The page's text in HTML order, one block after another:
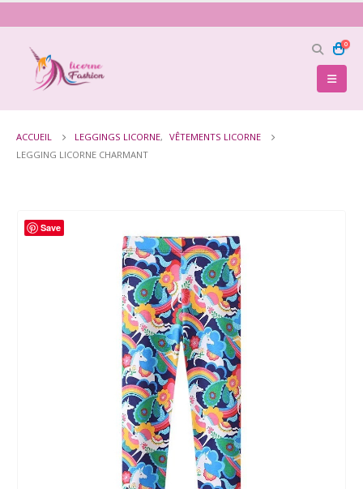
0
ACCUEIL LEGGINGS LICORNE, VÊTEMENTS LICORNE
LEGGING LICORNE CHARMANT
Save